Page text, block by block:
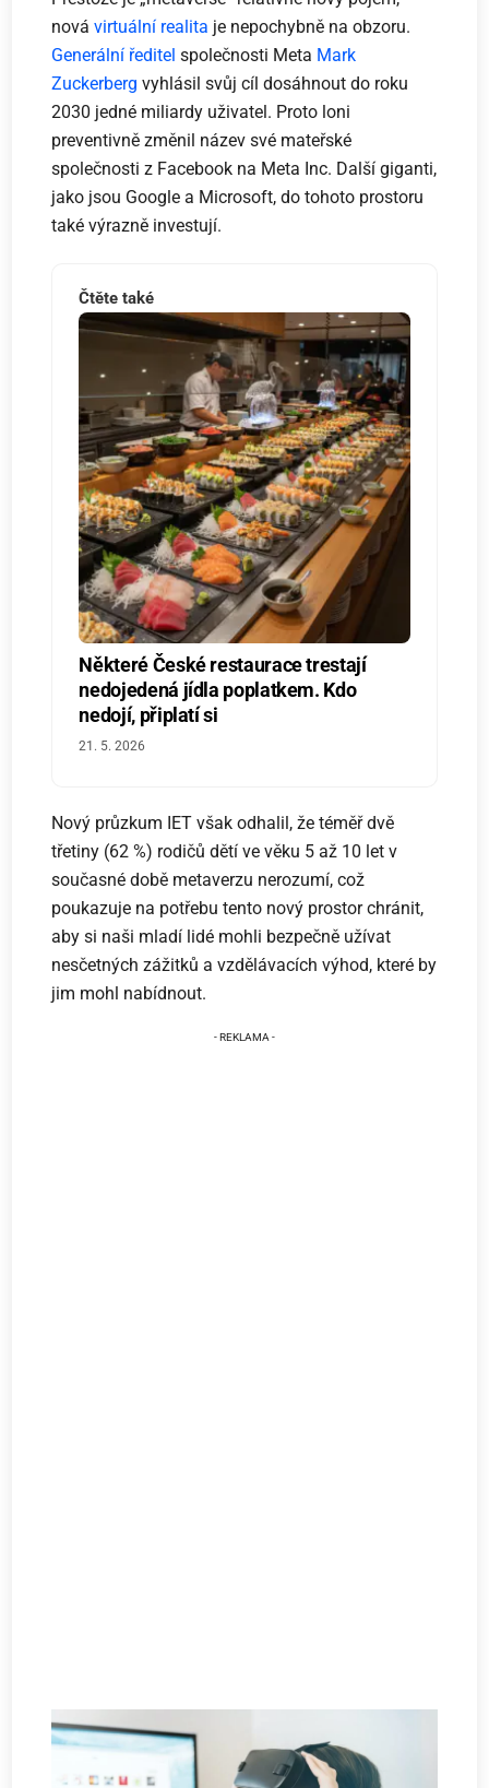
novávirtuální realita je nepochybně na obzoru.
Generální ředitel společnosti Meta Mark
Zuckerberg vyhlásil svůj cíl dosáhnout do roku
2030 jedné miliardy uživatel. Proto loni
preventivně změnil název své mateřské
společnosti z Facebook na Meta Inc. Další giganti,
jako jsou Google a Microsoft, do tohoto prostoru
také výrazně investují.
Čtěte také
Některé České restaurace trestají
nedojedená jídla poplatkem. Kdo
nedojí, připlatí si
21. 5. 2026
Nový průzkum IET však odhalil, že téměř dvě
třetiny (62 %) rodičů dětí ve věku 5 až 10 let v
současné době metaverzu nerozumí, což
poukazuje na potřebu tento nový prostor chránit,
aby si naši mladí lidé mohli bezpečně užívat
nesčetných zážitků a vzdělávacích výhod, které by
jim mohl nabídnout.